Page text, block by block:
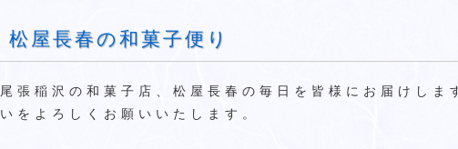
松屋長春の和菓子便り
尾張稲沢の和菓子店、松屋長春の毎日を皆様にお届けしま
いをよろしくお願いいたします。